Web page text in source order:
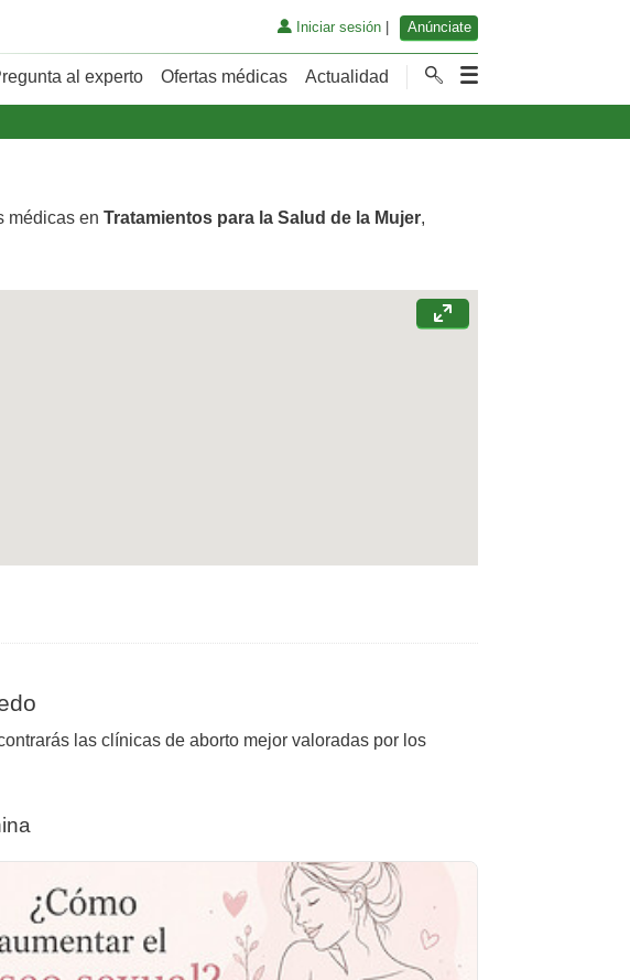
Iniciar sesión| Anúnciate
al experto Ofertas médicas Actualidad
médicas en Tratamientos para la Salud de la Mujer,
las clínicas de aborto mejor valoradas por los